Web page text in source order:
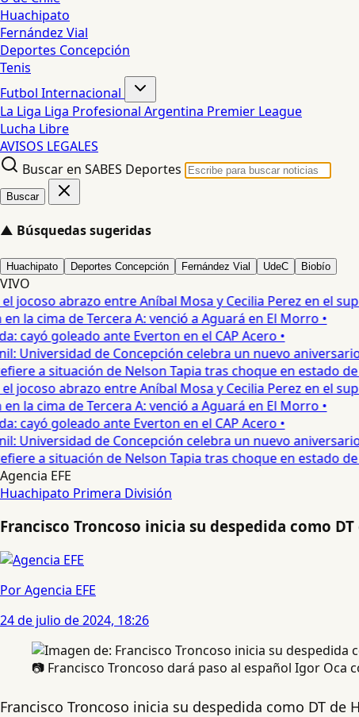
Huachipato
Fernández Vial
Deportes Concepción
Tenis
Futbol Internacional
La Liga Liga Profesional Argentina Premier League
Lucha Libre
AVISOS LEGALES
Buscar en SABES Deportes
Buscar
▲ Búsquedas sugeridas
Huachipato Deportes Concepción Fernández Vial UdeC Biobío
VIVO
abrazo entre Aníbal Mosa y Cecilia Perez en el
la cima de Tercera A: venció a Aguará en El Morro •
goleado ante Everton en el CAP Acero •
Universidad de Concepción celebra un nuevo aniversario •
a situación de Nelson Tapia tras choque en estado de
abrazo entre Aníbal Mosa y Cecilia Perez en el
la cima de Tercera A: venció a Aguará en El Morro •
goleado ante Everton en el CAP Acero •
Universidad de Concepción celebra un nuevo aniversario •
a situación de Nelson Tapia tras choque en estado de
Agencia EFE
Huachipato Primera División
Francisco Troncoso inicia su despedida como
Por Agencia EFE
24 de julio de 2024, 18:26
📷 Francisco Troncoso dará paso al español Igor Oca
Francisco Troncoso inicia su despedida como DT